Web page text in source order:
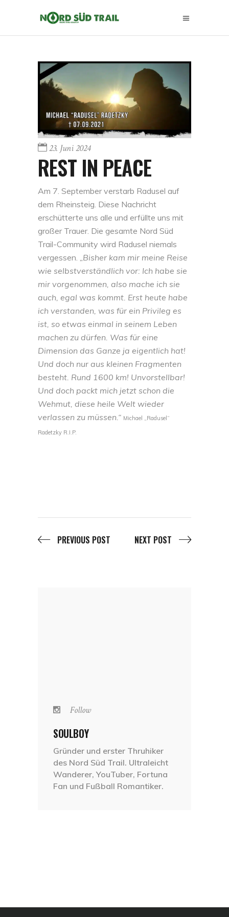
23. Juni 2024
REST IN PEACE
Am 7. September verstarb Radusel auf
dem Rheinsteig. Diese Nachricht
erschütterte uns alle und erfüllte uns mit
großer Trauer. Die gesamte Nord Süd
Trail-Community wird Radusel niemals
vergessen. „Bisher kam mir meine Reise
wie selbstverständlich vor: Ich habe sie
mir vorgenommen, also mache ich sie
auch, egal was kommt. Erst heute habe
ich verstanden, was für ein Privileg es
ist, so etwas einmal in seinem Leben
machen zu dürfen. Was für eine
Dimension das Ganze ja eigentlich hat!
Und doch nur aus kleinen Fragmenten
besteht. Rund 1600 km! Unvorstellbar!
Und doch packt mich jetzt schon die
Wehmut, diese heile Welt wieder
verlassen zu müssen.“ Michael „Radusel“
Radetzky R.I.P.
PREVIOUS POST NEXT POST
Follow
SOULBOY
Gründer und erster Thruhiker
des Nord Süd Trail. Ultraleicht
Wanderer, YouTuber, Fortuna
Fan und Fußball Romantiker.